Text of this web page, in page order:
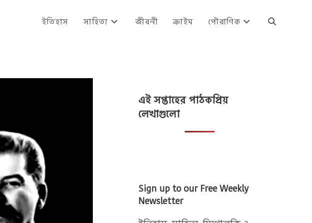
ইতিহাস সাহিত্য জীবনী ক্রাইম পৌরাণিক Toggle
এই সপ্তাহের পাঠকপ্রিয়
লেখাগুলো
Sign up to our Free Weekly
Newsletter